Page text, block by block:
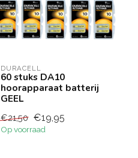
DURACELL
60 stuks DA10
hoorapparaat batterij
GEEL
€21,50 €19,95
Op voorraad